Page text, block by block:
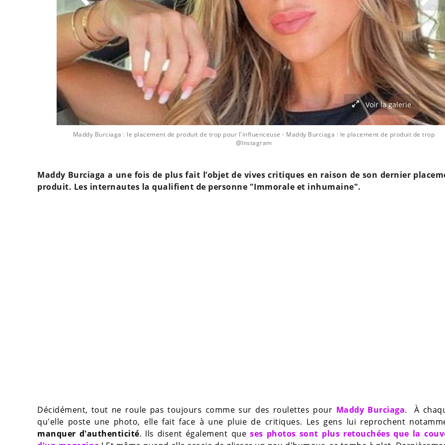
Maddy Burciaga : le placement de produit de trop pour l'influenceuse - Maddy Burciaga : le placement de produit de trop
@Instagram
Voir la galerie
Maddy Burciaga a une fois de plus fait l’objet de vives critiques en raison de son dernier
produit. Les internautes la qualifient de personne "Immorale et inhumaine".
Décidément, tout ne roule pas toujours comme sur des roulettes pour Maddy Burciaga. À
qu'elle poste une photo, elle fait face à une pluie de critiques. Les gens lui reprochent
manquer d'authenticité. Ils disent également queses photos sont plus retouchées que la